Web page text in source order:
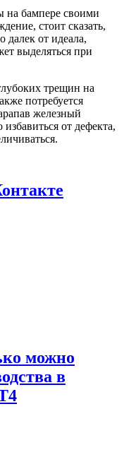
на бампере своими
стоит сказать,
далек от идеала,
выделяться при
трещин на
потребуется
железный
от дефекта,
можно
в